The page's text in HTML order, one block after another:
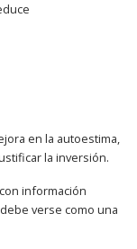
en la autoestima,
la inversión.
información
verse como una